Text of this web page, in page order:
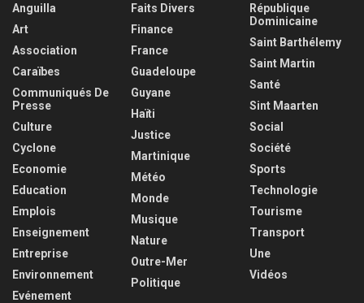
Anguilla
Art
Association
Caraïbes
Communiqués De
Presse
Culture
Cyclone
Economie
Education
Emplois
Enseignement
Entreprise
Environnement
Evénement
Faits Divers
Finance
France
Guadeloupe
Guyane
Haïti
Justice
Martinique
Météo
Monde
Musique
Nature
Outre-Mer
Politique
République
Dominicaine
Saint Barthélemy
Saint Martin
Santé
Sint Maarten
Social
Société
Sports
Technologie
Tourisme
Transport
Une
Vidéos